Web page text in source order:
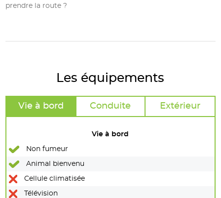
prendre la route ?
Les équipements
Vie à bord Conduite Extérieur
Vie à bord
Non fumeur
Animal bienvenu
Cellule climatisée
Télévision